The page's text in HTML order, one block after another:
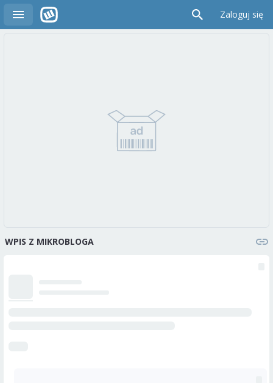
Zaloguj się
WPIS Z MIKROBLOGA